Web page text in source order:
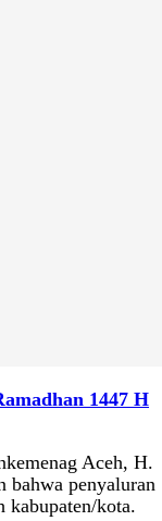
1447 H
Aceh, H.
bahwa penyaluran
kabupaten/kota.